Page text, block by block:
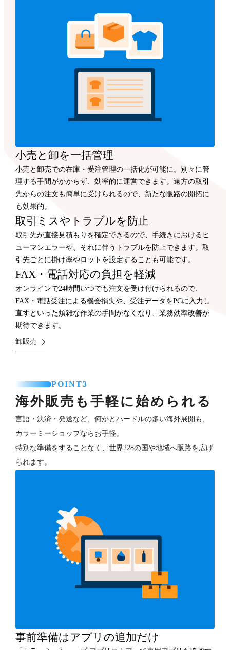
小売と卸を一括管理
小売と卸売での在庫・受注管理の一括化が可能に。別々に管
理する手間がかからず、効率的に運営できます。遠方の取引
先からの注文も簡単に受けられるので、新たな販路の開拓に
も効果的。
取引ミスやトラブルを防止
取引先が直接見積もりを確定できるので、手続きにおけるヒ
ューマンエラーや、それに伴うトラブルを防止できます。取
引先ごとに掛け率やロットを設定することも可能です。
FAX・電話対応の負担を軽減
オンラインで24時間いつでも注文を受け付けられるので、
FAX・電話受注による機会損失や、受注データをPCに入力し
直すといった煩雑な作業の手間がなくなり、業務効率改善が
期待できます。
卸販売
POINT3
海外販売も手軽に始められる
言語・決済・発送など、何かとハードルの多い海外展開も、
カラーミーショップならお手軽。
特別な準備をすることなく、世界228の国や地域へ販路を広げ
られます。
事前準備はアプリの追加だけ